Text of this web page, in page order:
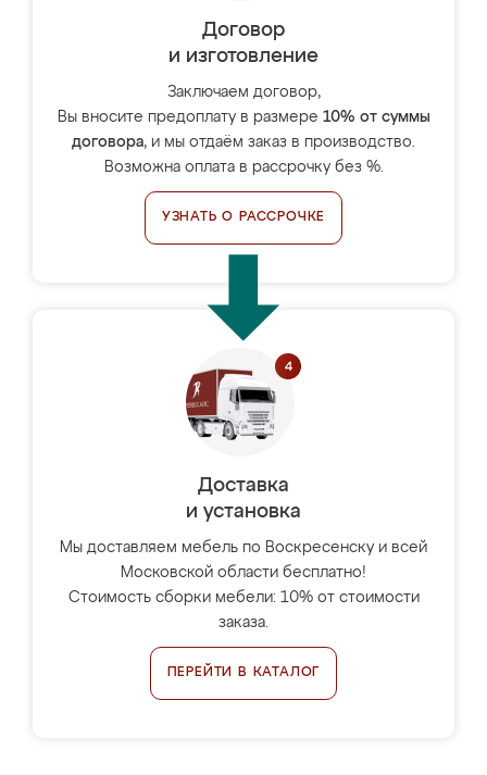
Договор
и изготовление
Заключаем договор,
Вы вносите предоплату в размере 10% от суммы
договора, и мы отдаём заказ в производство.
Возможна оплата в рассрочку без %.
УЗНАТЬ О РАССРОЧКЕ
Доставка
и установка
Мы доставляем мебель по Воскресенску и всей
Московской области бесплатно!
Стоимость сборки мебели: 10% от стоимости
заказа.
ПЕРЕЙТИ В КАТАЛОГ